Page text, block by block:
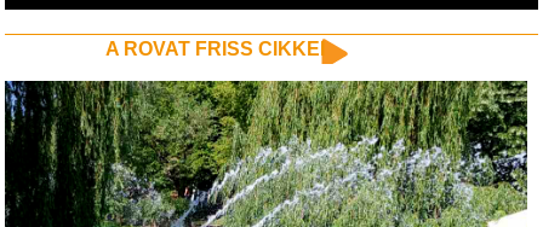
A ROVAT FRISS CIKKEI